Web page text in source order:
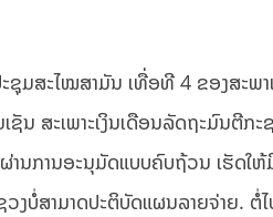
ຊຸມສະໄໝສາມັນ ເທື່ອທີ 4 ຂອງສະພາ
ນ ສະເພາະເງິນເດືອນລັດຖະມົນຕີກະ
ານການອະນຸມັດແບບຄົບຖ້ວນ ເຮັດໃ
ງບໍ່ສາມາດປະຕິບັດແຜນລາຍຈ່າຍ. ຕໍ່ໄ